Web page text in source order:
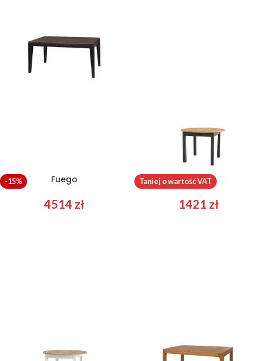
Fuego
4514 zł
Indus 2
1421 zł
-15% Taniej o wartość VAT